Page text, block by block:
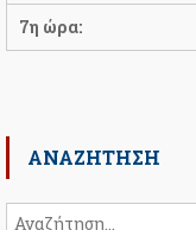
7η ώρα:
ΑΝΑΖΉΤΗΣΗ